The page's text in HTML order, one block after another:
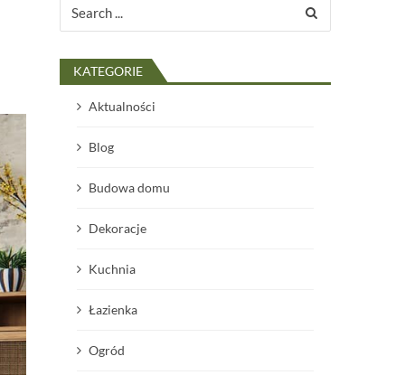
for:
KATEGORIE
Aktualności
Blog
Budowa domu
Dekoracje
Kuchnia
Łazienka
Ogród